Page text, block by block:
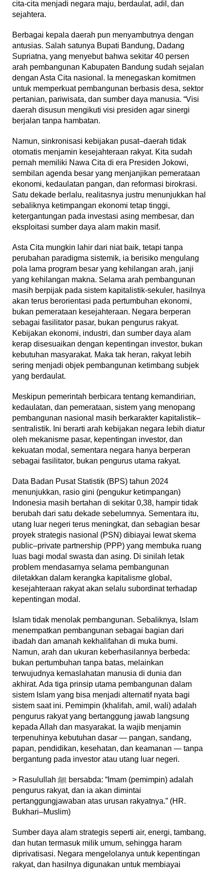
cita-cita menjadi negara maju, berdaulat, adil, dan
sejahtera.
Berbagai kepala daerah pun menyambutnya dengan
antusias. Salah satunya Bupati Bandung, Dadang
Supriatna, yang menyebut bahwa sekitar 40 persen
arah pembangunan Kabupaten Bandung sudah sejalan
dengan Asta Cita nasional. Ia menegaskan komitmen
untuk memperkuat pembangunan berbasis desa, sektor
pertanian, pariwisata, dan sumber daya manusia. “Visi
daerah disusun mengikuti visi presiden agar sinergi
berjalan tanpa hambatan.
Namun, sinkronisasi kebijakan pusat–daerah tidak
otomatis menjamin kesejahteraan rakyat. Kita sudah
pernah memiliki Nawa Cita di era Presiden Jokowi,
sembilan agenda besar yang menjanjikan pemerataan
ekonomi, kedaulatan pangan, dan reformasi birokrasi.
Satu dekade berlalu, realitasnya justru menunjukkan hal
sebaliknya ketimpangan ekonomi tetap tinggi,
ketergantungan pada investasi asing membesar, dan
eksploitasi sumber daya alam makin masif.
Asta Cita mungkin lahir dari niat baik, tetapi tanpa
perubahan paradigma sistemik, ia berisiko mengulang
pola lama program besar yang kehilangan arah, janji
yang kehilangan makna. Selama arah pembangunan
masih berpijak pada sistem kapitalistik-sekuler, hasilnya
akan terus berorientasi pada pertumbuhan ekonomi,
bukan pemerataan kesejahteraan. Negara berperan
sebagai fasilitator pasar, bukan pengurus rakyat.
Kebijakan ekonomi, industri, dan sumber daya alam
kerap disesuaikan dengan kepentingan investor, bukan
kebutuhan masyarakat. Maka tak heran, rakyat lebih
sering menjadi objek pembangunan ketimbang subjek
yang berdaulat.
Meskipun pemerintah berbicara tentang kemandirian,
kedaulatan, dan pemerataan, sistem yang menopang
pembangunan nasional masih berkarakter kapitalistik–
sentralistik. Ini berarti arah kebijakan negara lebih diatur
oleh mekanisme pasar, kepentingan investor, dan
kekuatan modal, sementara negara hanya berperan
sebagai fasilitator, bukan pengurus utama rakyat.
Data Badan Pusat Statistik (BPS) tahun 2024
menunjukkan, rasio gini (pengukur ketimpangan)
Indonesia masih bertahan di sekitar 0,38, hampir tidak
berubah dari satu dekade sebelumnya. Sementara itu,
utang luar negeri terus meningkat, dan sebagian besar
proyek strategis nasional (PSN) dibiayai lewat skema
public–private partnership (PPP) yang membuka ruang
luas bagi modal swasta dan asing. Di sinilah letak
problem mendasarnya selama pembangunan
diletakkan dalam kerangka kapitalisme global,
kesejahteraan rakyat akan selalu subordinat terhadap
kepentingan modal.
Islam tidak menolak pembangunan. Sebaliknya, Islam
menempatkan pembangunan sebagai bagian dari
ibadah dan amanah kekhalifahan di muka bumi.
Namun, arah dan ukuran keberhasilannya berbeda:
bukan pertumbuhan tanpa batas, melainkan
terwujudnya kemaslahatan manusia di dunia dan
akhirat. Ada tiga prinsip utama pembangunan dalam
sistem Islam yang bisa menjadi alternatif nyata bagi
sistem saat ini. Pemimpin (khalifah, amil, wali) adalah
pengurus rakyat yang bertanggung jawab langsung
kepada Allah dan masyarakat. Ia wajib menjamin
terpenuhinya kebutuhan dasar — pangan, sandang,
papan, pendidikan, kesehatan, dan keamanan — tanpa
bergantung pada investor atau utang luar negeri.
> Rasulullah ﷺ bersabda: “Imam (pemimpin) adalah
pengurus rakyat, dan ia akan dimintai
pertanggungjawaban atas urusan rakyatnya.” (HR.
Bukhari–Muslim)
Sumber daya alam strategis seperti air, energi, tambang,
dan hutan termasuk milik umum, sehingga haram
diprivatisasi. Negara mengelolanya untuk kepentingan
rakyat, dan hasilnya digunakan untuk membiayai